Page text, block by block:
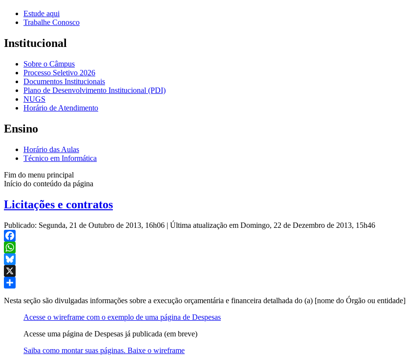
Estude aqui
Trabalhe Conosco
Institucional
Sobre o Câmpus
Processo Seletivo 2026
Documentos Institucionais
Plano de Desenvolvimento Institucional (PDI)
NUGS
Horário de Atendimento
Ensino
Horário das Aulas
Técnico em Informática
Fim do menu principal
Início do conteúdo da página
Licitações e contratos
Publicado: Segunda, 21 de Outubro de 2013, 16h06 | Última atualização em Domingo, 22 de Dezembro de 2013, 15h46
Facebook
WhatsApp
Bluesky
X
Nesta seção são divulgadas informações sobre a execução orçamentária e financeira detalhada do (a) [nome do Órgão ou entidade]
Acesse o wireframe com o exemplo de uma página de Despesas
Acesse uma página de Despesas já publicada (em breve)
Saiba como montar suas páginas. Baixe o wireframe